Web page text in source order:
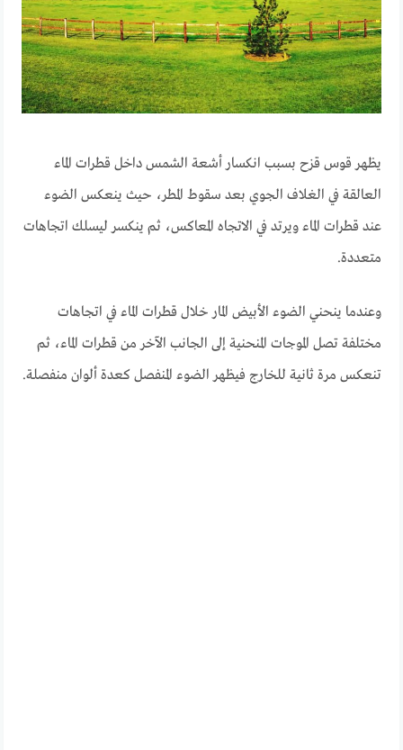
يظهر قوس قزح بسبب انكسار أشعة الشمس داخل قطرات الماء
العالقة في الغلاف الجوي بعد سقوط المطر، حيث ينعكس الضوء
عند قطرات الماء ويرتد في الاتجاه المعاكس، ثم ينكسر ليسلك اتجاهات
متعددة.
وعندما ينحني الضوء الأبيض المار خلال قطرات الماء في اتجاهات
مختلفة تصل الموجات المنحنية إلى الجانب الآخر من قطرات الماء، ثم
تنعكس مرة ثانية للخارج فيظهر الضوء المنفصل كعدة ألوان منفصلة.